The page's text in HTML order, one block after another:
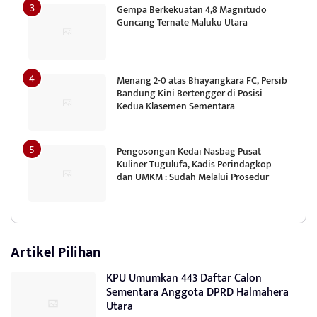
Gempa Berkekuatan 4,8 Magnitudo
Guncang Ternate Maluku Utara
Menang 2-0 atas Bhayangkara FC, Persib
Bandung Kini Bertengger di Posisi
Kedua Klasemen Sementara
Pengosongan Kedai Nasbag Pusat
Kuliner Tugulufa, Kadis Perindagkop
dan UMKM : Sudah Melalui Prosedur
Artikel Pilihan
KPU Umumkan 443 Daftar Calon
Sementara Anggota DPRD Halmahera
Utara